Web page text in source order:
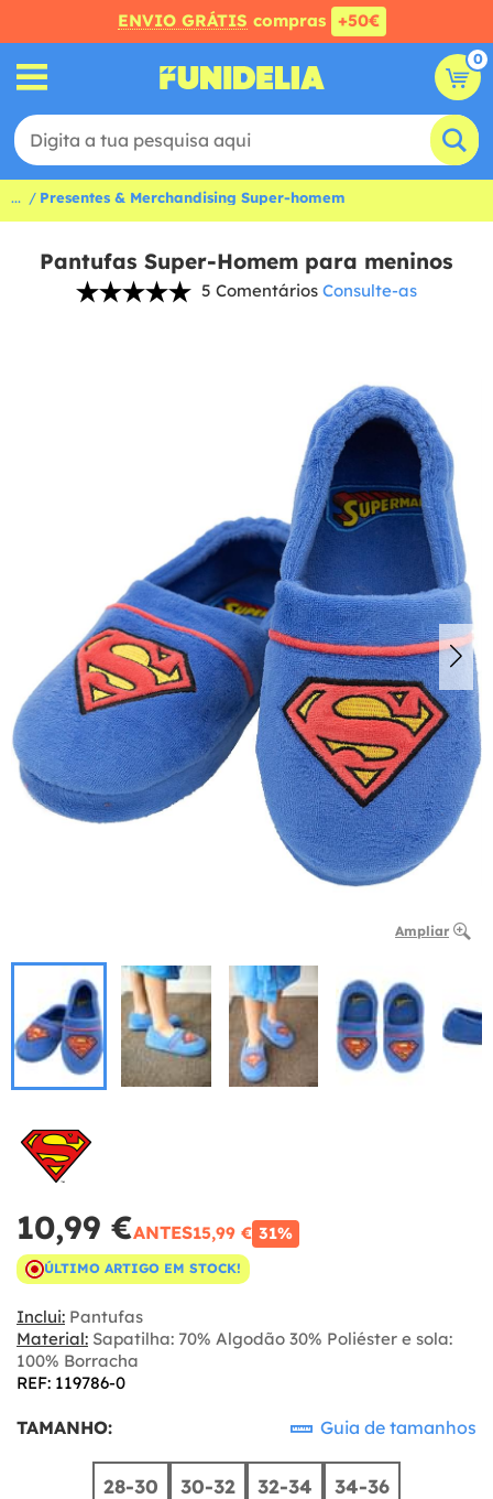
ENVIO GRÁTIS compras +50€
0
... Presentes & Merchandising Super-homem
Pantufas Super-Homem para meninos
5 Comentários Consulte-as
Ampliar
10,99 €ANTES15,99 € 31%
ÚLTIMO ARTIGO EM STOCK!
Inclui: Pantufas
Material: Sapatilha: 70% Algodão 30% Poliéster e sola:
100% Borracha
REF: 119786-0
TAMANHO: Guia de tamanhos
28-30 30-32 32-34 34-36